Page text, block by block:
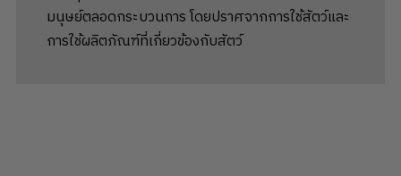
มนุษย์ตลอดกระบวนการ โดยปราศจากการใช้สัตว์และ
การใช้ผลิตภัณฑ์ที่เกี่ยวข้องกับสัตว์